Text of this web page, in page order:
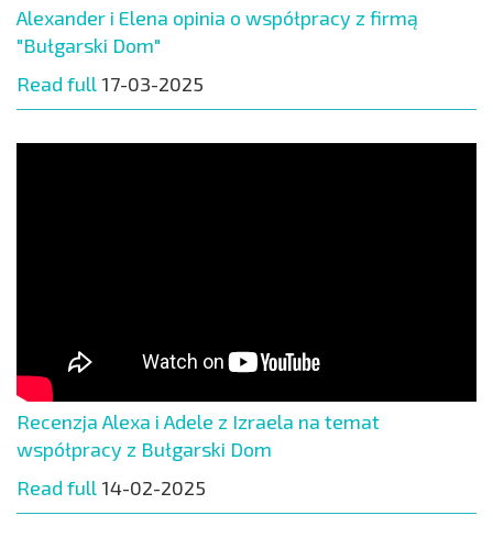
Alexander i Elena opinia o współpracy z firmą
"Bułgarski Dom"
Read full 17-03-2025
Recenzja Alexa i Adele z Izraela na temat
współpracy z Bułgarski Dom
Read full 14-02-2025